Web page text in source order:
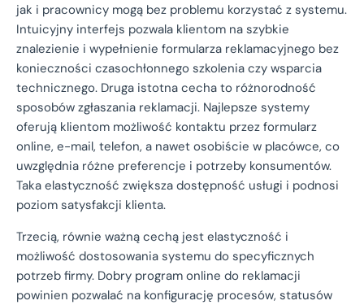
jak i pracownicy mogą bez problemu korzystać z systemu.
Intuicyjny interfejs pozwala klientom na szybkie
znalezienie i wypełnienie formularza reklamacyjnego bez
konieczności czasochłonnego szkolenia czy wsparcia
technicznego. Druga istotna cecha to różnorodność
sposobów zgłaszania reklamacji. Najlepsze systemy
oferują klientom możliwość kontaktu przez formularz
online, e-mail, telefon, a nawet osobiście w placówce, co
uwzględnia różne preferencje i potrzeby konsumentów.
Taka elastyczność zwiększa dostępność usługi i podnosi
poziom satysfakcji klienta.
Trzecią, równie ważną cechą jest elastyczność i
możliwość dostosowania systemu do specyficznych
potrzeb firmy. Dobry program online do reklamacji
powinien pozwalać na konfigurację procesów, statusów